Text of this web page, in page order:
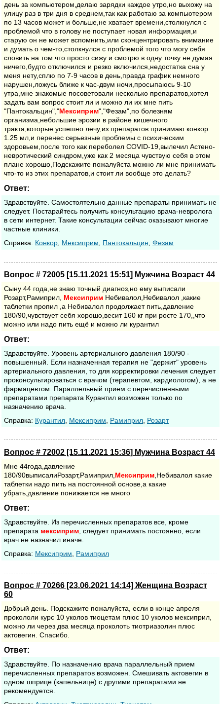
день за компьютером,делаю зарядки каждое утро,но выхожу на
улицу раз в три дня в среднем,так как работаю за компьютером
по 13 часов может и больше,не хватает времени,столкнулся с
проблемой что в голову не поступает новая информация,и
старую он не может вспомнить,или сконцентрировать внимание
и думать о чем-то,столкнулся с проблемой того что могу себя
словить на том что просто сижу и смотрю в одну точку не думая
ничего,будто отключился и резко включился,недостатка сна у
меня нету,сплю по 7-9 часов в день,правда график немного
нарушен,ложусь ближе к час-двум ночи,просыпаюсь 9-10
утра,мне знакомые посоветовали несколько препаратов,хотел
задать вам вопрос стоит ли и можно ли их мне пить
"Пантокальцин","Мексиприм","Фезам",по болезням
организма,небольшие эрозии в районе кишечного
тракта,которые успешно лечу,из препаратов принимаю конкор
1.25 мл,и перенес серьезные проблемы с психическим
здоровьем,после того как переболел COVID-19,вылечил Астено-
невротический синдром,уже как 2 месяца чувствую себя в этом
плане хорошо,Подскажите пожалуйста можно ли мне принимать
что-то из этих препаратов,и стоит ли вообще это делать?
Ответ:
Здравствуйте. Самостоятельно данные препараты принимать не
следует. Постарайтесь получить консультацию врача-невролога
в сети интернет. Такие консультации сейчас оказывают многие
частные клиники.
Cправка: Конкор Мексиприм Пантокальцин Фезам
Вопрос # 72005 [15.11.2021 15:51] Мужчина Возраст 44
Сыну 44 года,не знаю точный диагноз,но ему выписали
Розарт,Рамиприл, Мексиприм Небивалол,Небивалол ,какие
таблетки пропил ,а Небивалол продолжает пить,давление
180/90,чувствует себя хорошо,весит 160 кг при росте 170,,что
можно или надо пить ещё и можно ли курантил
Ответ:
Здравствуйте. Уровень артериального давления 180/90 -
повышенный. Если назначенная терапия не "держит" уровень
артериального давления, то для корректировки лечения следует
проконсультироваться с врачом (терапевтом, кардиологом), а не
фармацевтом. Параллельный прием с перечисленными
препаратами препарата Курантил возможен только по
назначению врача.
Cправка: Курантил Мексиприм Рамиприл Розарт
Вопрос # 72002 [15.11.2021 15:36] Мужчина Возраст 44
Мне 44года,давление
180/90выписалиРозарт,Рамиприл, Мексиприм ,Небивалол какие
таблетки надо пить на постоянной основе,а какие
убрать,давление понижается не много
Ответ:
Здравствуйте. Из перечисленных препаратов все, кроме
препарата мексиприм , следует принимать постоянно, если
врач не назначил иначе.
Cправка: Мексиприм Рамиприл
Вопрос # 70266 [23.06.2021 14:14] Женщина Возраст
60
Добрый день. Подскажите пожалуйста, если в конце апреля
прокололи курс 10 уколов тиоцетам плюс 10 уколов мексиприл,
можно ли через два месяца проколоть тиотриазолин плюс
актовегин. Спасибо.
Ответ:
Здравствуйте. По назначению врача параллельный прием
перечисленных препаратов возможен. Смешивать актовегин в
одном шприце (капельнице) с другими препаратами не
рекомендуется.